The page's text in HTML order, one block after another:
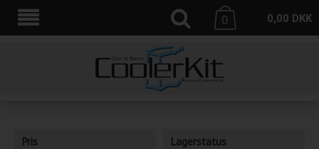
0,00 DKK
0
Pris Lagerstatus